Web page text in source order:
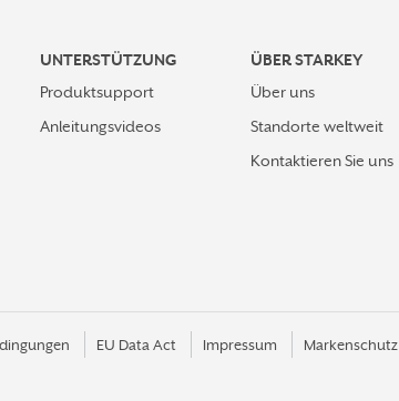
UNTERSTÜTZUNG
Produktsupport
Anleitungsvideos
ÜBER STARKEY
Über uns
Standorte weltweit
Kontaktieren Sie uns
EU Data Act Impressum Markenschutz